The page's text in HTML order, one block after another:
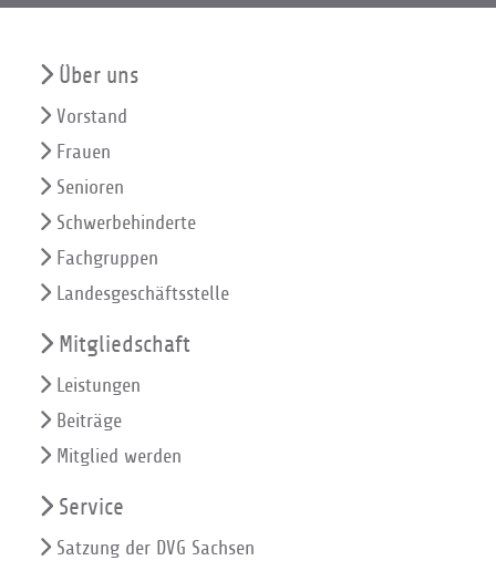
Über uns
Vorstand
Frauen
Senioren
Schwerbehinderte
Fachgruppen
Landesgeschäftsstelle
Mitgliedschaft
Leistungen
Beiträge
Mitglied werden
Service
Satzung der DVG Sachsen